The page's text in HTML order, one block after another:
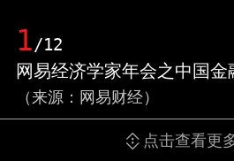
1/12
网易经济学家年会之中国
（来源：网易财经）
点击查看更